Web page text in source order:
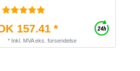
157.41 *
* Inkl. MVAeks. forsendelse